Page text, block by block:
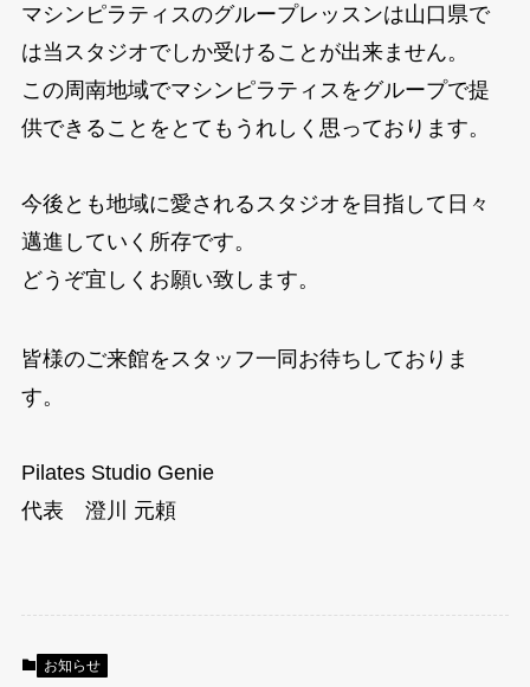
マシンピラティスのグループレッスンは山口県で
は当スタジオでしか受けることが出来ません。
この周南地域でマシンピラティスをグループで提
供できることをとてもうれしく思っております。
今後とも地域に愛されるスタジオを目指して日々
邁進していく所存です。
どうぞ宜しくお願い致します。
皆様のご来館をスタッフ一同お待ちしておりま
す。
Pilates Studio Genie
代表 澄川 元頼
お知らせ